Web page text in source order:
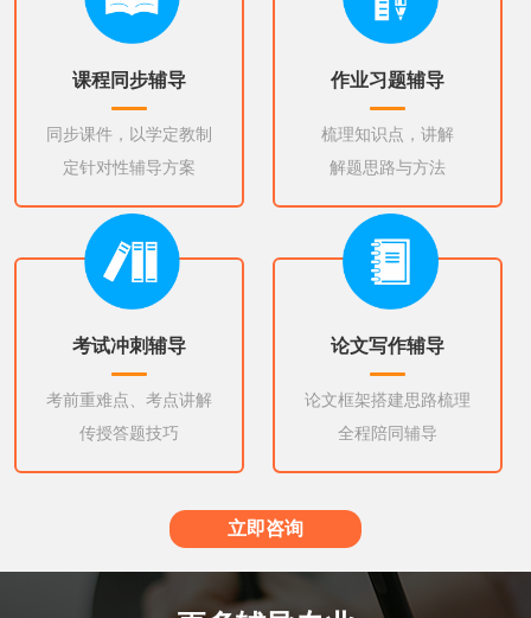
课程同步辅导
同步课件，以学定教制
定针对性辅导方案
作业习题辅导
梳理知识点，讲解
解题思路与方法
考试冲刺辅导
考前重难点、考点讲解
传授答题技巧
论文写作辅导
论文框架搭建思路梳理
全程陪同辅导
立即咨询